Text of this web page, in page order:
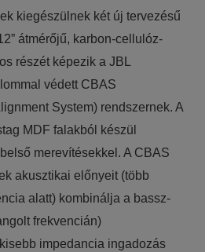
kiegészülnek két új tervezésű
átmérőjű, karbon-cellulóz-
részét képezik a JBL
védett CBAS
System) rendszernek. A
MDF falakból készül
merevítésekkel. A CBAS
akusztikai előnyeit (több
alatt) kombinálja a bassz-
frekvencián)
impedancia ingadozás